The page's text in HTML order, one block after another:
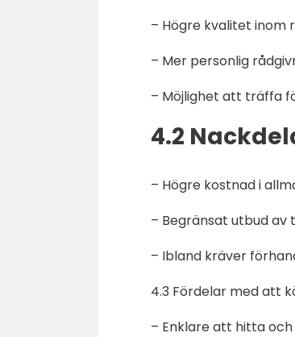
– Högre kvalitet inom
– Mer personlig
– Möjlighet att träffa
4.2
– Högre kostnad i
– Begränsat utbud
– Ibland kräver
4.3 Fördelar med att
– Enklare att hitta